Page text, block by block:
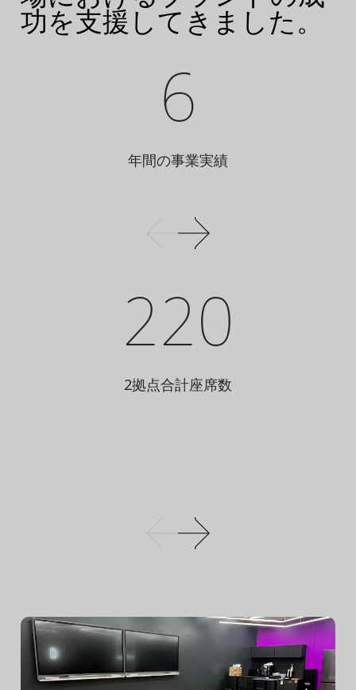
功を支援してきました。
6
年間の事業実績
220
2拠点合計座席数